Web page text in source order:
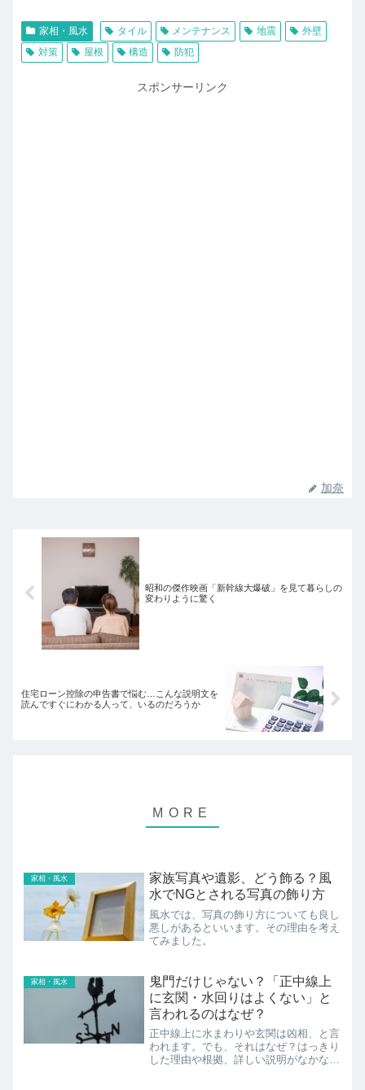
家相・風水 タイル メンテナンス 地震
外壁
対策
屋根 構造 防犯
スポンサーリンク
加奈
昭和の傑作映画「新幹線大爆破」を見て暮らしの
変わりように驚く
住宅ローン控除の申告書で悩む…こんな説明文を
読んですぐにわかる人って、いるのだろうか
家相・風水
家族写真や遺影、どう飾る？風
水でNGとされる写真の飾り方
風水では、写真の飾り方についても良し
悪しがあるといいます。その理由を考え
てみました。
家相・風水
鬼門だけじゃない？「正中線上
に玄関・水回りはよくない」と
言われるのはなぜ？
正中線上に水まわりや玄関は凶相、と言
われます。でも、それはなぜ？はっきり
した理由や根拠、詳しい説明がなかなか